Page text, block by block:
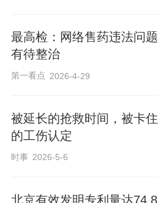
最高检：网络售药违法问题
有待整治
第一看点 2026-4-29
被延长的抢救时间，被卡住
的工伤认定
时事 2026-5-6
北京有效发明专利量达74.8